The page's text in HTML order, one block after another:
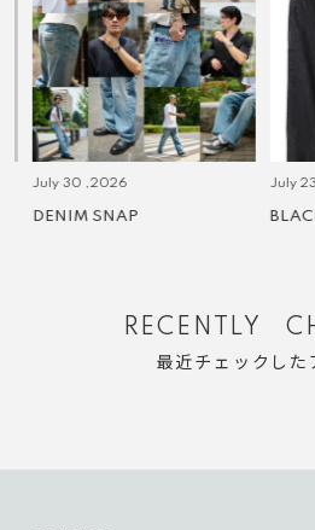
July 30 ,2026
DENIM SNAP
July 23
RECENTLY
最近チェックした